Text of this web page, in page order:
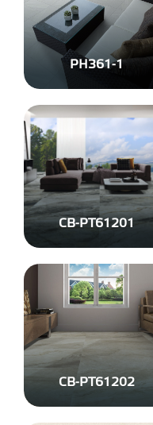
PH361-1
CB-PT61201
CB-PT61202